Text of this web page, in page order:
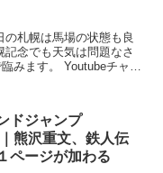
札幌は馬場の状態も良
チャン
ドジャンプ
熊沢重文、鉄人伝
ページが加わる